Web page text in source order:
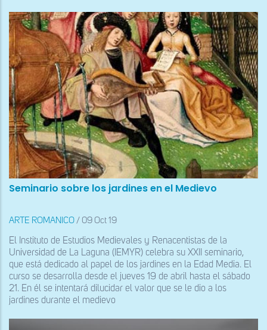
Seminario sobre los jardines en el Medievo
ARTE ROMANICO / 09 Oct 19
El Instituto de Estudios Medievales y Renacentistas de la
Universidad de La Laguna (IEMYR) celebra su XXII seminario,
que está dedicado al papel de los jardines en la Edad Media. El
curso se desarrolla desde el jueves 19 de abril hasta el sábado
21. En él se intentará dilucidar el valor que se le dio a los
jardines durante el medievo